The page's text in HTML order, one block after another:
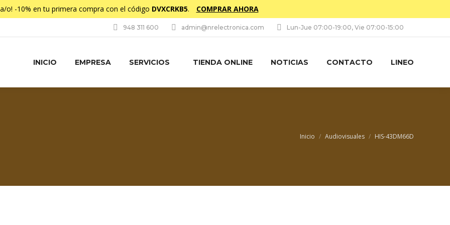
o! -10% en tu primera compra con el código DVXCRKB5. COMPRAR AHORA
948 311 600 admin@nrelectronica.com Lun-Jue 07:00-19:00, Vie 07:00-15:00
INICIO EMPRESA SERVICIOS TIENDA ONLINE NOTICIAS CONTACTO LINEO
Estás aquí:
Inicio Audiovisuales HIS-43DM66D